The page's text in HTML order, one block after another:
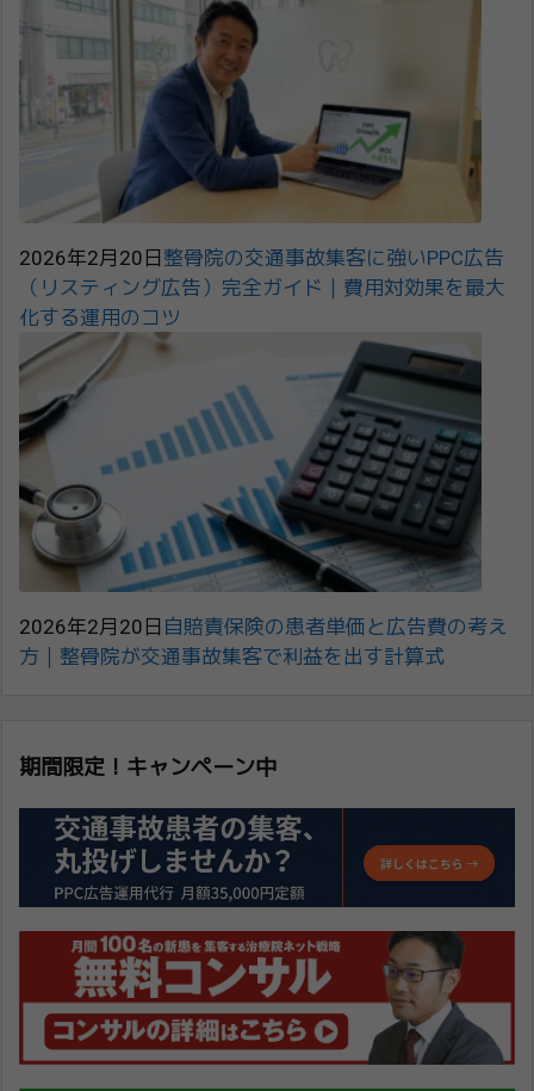
2026年2月20日 整骨院の交通事故集客に強いPPC広告
（リスティング広告）完全ガイド｜費用対効果を最大
化する運用のコツ
2026年2月20日 自賠責保険の患者単価と広告費の考え
方｜整骨院が交通事故集客で利益を出す計算式
期間限定！キャンペーン中